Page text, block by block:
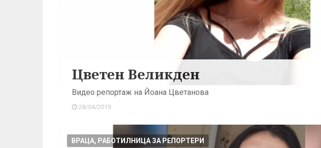
Цветен Великден
Видео репортаж на Йоана Цветанова
28/04/2019
ВРАЦА, РАБОТИЛНИЦА ЗА РЕПОРТЕРИ